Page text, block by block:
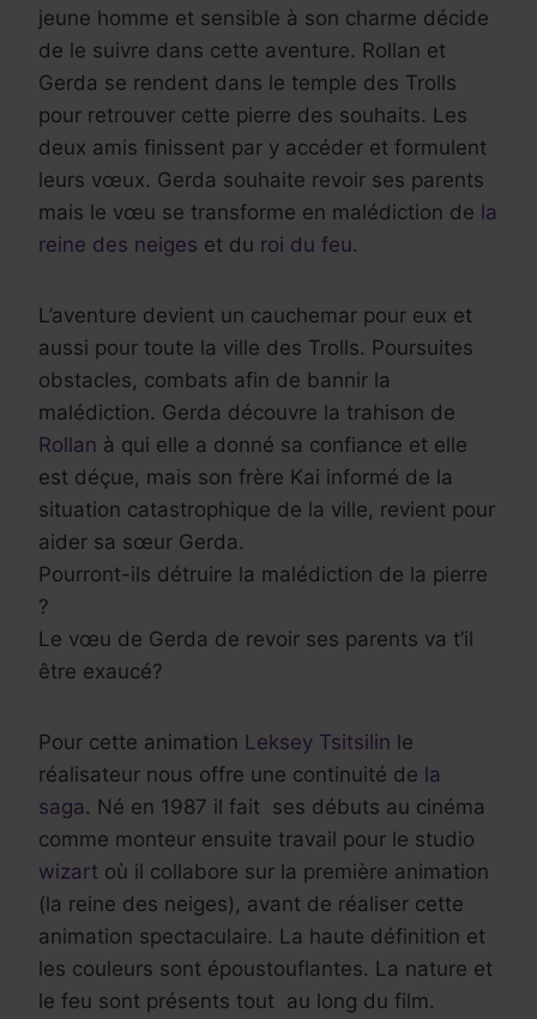
jeune homme et sensible à son charme décide
de le suivre dans cette aventure. Rollan et
Gerda se rendent dans le temple des Trolls
pour retrouver cette pierre des souhaits. Les
deux amis finissent par y accéder et formulent
leurs vœux. Gerda souhaite revoir ses parents
mais le vœu se transforme en malédiction de la
reine des neiges et du roi du feu.
L’aventure devient un cauchemar pour eux et
aussi pour toute la ville des Trolls. Poursuites
obstacles, combats afin de bannir la
malédiction. Gerda découvre la trahison de
Rollan à qui elle a donné sa confiance et elle
est déçue, mais son frère Kai informé de la
situation catastrophique de la ville, revient pour
aider sa sœur Gerda.
Pourront-ils détruire la malédiction de la pierre
?
Le vœu de Gerda de revoir ses parents va t’il
être exaucé?
Pour cette animation Leksey Tsitsilin le
réalisateur nous offre une continuité de la
saga. Né en 1987 il fait ses débuts au cinéma
comme monteur ensuite travail pour le studio
wizart où il collabore sur la première animation
(la reine des neiges), avant de réaliser cette
animation spectaculaire. La haute définition et
les couleurs sont époustouflantes. La nature et
le feu sont présents tout au long du film.